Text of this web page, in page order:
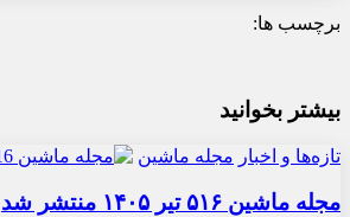
برچسب ها:
بیشتر بخوانید
تازه‌ها و اخبار مجله ماشین
مجله ماشین ۵۱۶ تیر ۱۴۰۵ منتشر شد